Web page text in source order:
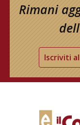
Rimani
Iscriviti